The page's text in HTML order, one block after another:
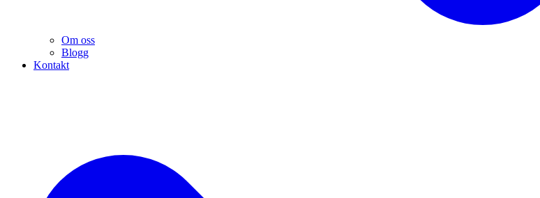
Om oss
Blogg
Kontakt